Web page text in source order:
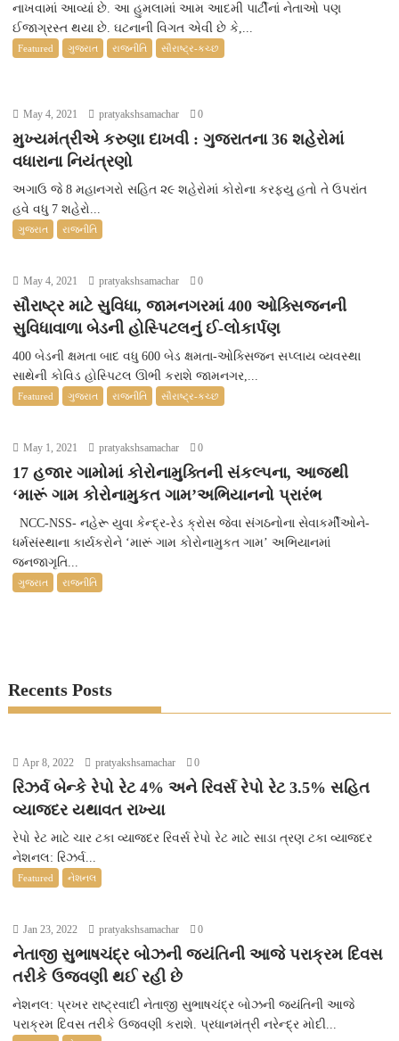
નાખવામાં આવ્યાં છે. આ હુમલામાં આમ આદમી પાર્ટીનાં નેતાઓ પણ
ઈજાગ્રસ્ત થયા છે. ઘટનાની વિગત એવી છે કે,...
Featured ગુજરાત રાજનીતિ સૌરાષ્ટ્ર-કચ્છ
May 4, 2021 pratyakshsamachar 0
મુખ્યમંત્રીએ કરુણા દાખવી : ગુજરાતના 36 શહેરોમાં
વધારાના નિયંત્રણો
અગાઉ જે 8 મહાનગરો સહિત ૨૯ શહેરોમાં કોરોના કરફ્યુ હતો તે ઉપરાંત
હવે વધુ 7 શહેરો...
ગુજરાત રાજનીતિ
May 4, 2021 pratyakshsamachar 0
સૌરાષ્ટ્ર માટે સુવિધા, જામનગરમાં 400 ઓક્સિજનની
સુવિધાવાળા બેડની હોસ્પિટલનું ઈ-લોકાર્પણ
400 બેડની ક્ષમતા બાદ વધુ 600 બેડ ક્ષમતા-ઓક્સિજન સપ્લાય વ્યવસ્થા
સાથેની કોવિડ હોસ્પિટલ ઊભી કરાશે જામનગર,...
Featured ગુજરાત રાજનીતિ સૌરાષ્ટ્ર-કચ્છ
May 1, 2021 pratyakshsamachar 0
17 હજાર ગામોમાં કોરોનામુક્તિની સંકલ્પના, આજથી
‘મારૂં ગામ કોરોનામુકત ગામ’અભિયાનનો પ્રારંભ
NCC-NSS- નહેરૂ યુવા કેન્દ્ર-રેડ ક્રોસ જેવા સંગઠનોના સેવાકર્મીઓને-
ધર્મસંસ્થાના કાર્યકરોને ‘મારૂં ગામ કોરોનામુકત ગામ’ અભિયાનમાં
જનજાગૃતિ...
ગુજરાત રાજનીતિ
Recents Posts
Apr 8, 2022 pratyakshsamachar 0
રિઝર્વ બેન્કે રેપો રેટ 4% અને રિવર્સ રેપો રેટ 3.5% સહિત
વ્યાજદર યથાવત રાખ્યા
રેપો રેટ માટે ચાર ટકા વ્યાજદર રિવર્સ રેપો રેટ માટે સાડા ત્રણ ટકા વ્યાજદર
નેશનલ: રિઝર્વ...
Featured નેશનલ
Jan 23, 2022 pratyakshsamachar 0
નેતાજી સુભાષચંદ્ર બોઝની જયંતિની આજે પરાક્રમ દિવસ
તરીકે ઉજવણી થઈ રહી છે
નેશનલ: પ્રખર રાષ્ટ્રવાદી નેતાજી સુભાષચંદ્ર બોઝની જયંતિની આજે
પરાક્રમ દિવસ તરીકે ઉજવણી કરાશે. પ્રધાનમંત્રી નરેન્દ્ર મોદી...